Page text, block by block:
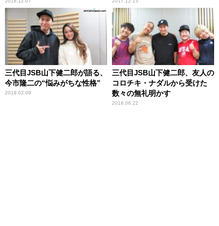
三代目JSB山下健二郎が語る、
今市隆二の“悩みがちな性格”
2018.02.09
三代目JSB山下健二郎、友人の
コロチキ・ナダルから受けた
数々の無礼明かす
2018.06.22